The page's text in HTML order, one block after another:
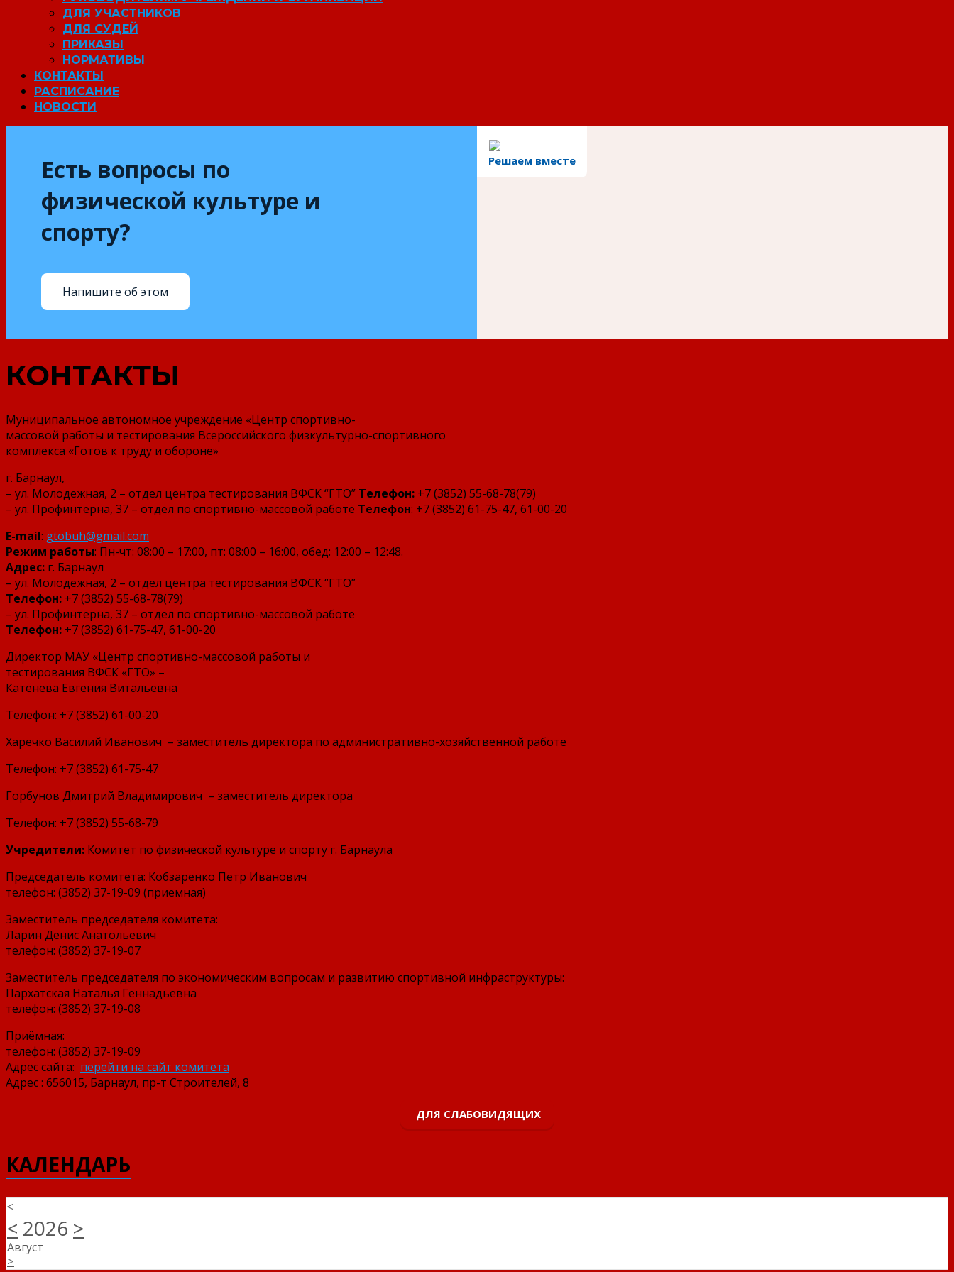
ДЛЯ УЧАСТНИКОВ
ДЛЯ СУДЕЙ
ПРИКАЗЫ
НОРМАТИВЫ
КОНТАКТЫ
РАСПИСАНИЕ
НОВОСТИ
Решаем вместе
Есть вопросы по
физической культуре и
спорту?
Напишите об этом
КОНТАКТЫ
Муниципальное автономное учреждение «Центр спортивно-
массовой работы и тестирования Всероссийского физкультурно-спортивного
комплекса «Готов к труду и обороне»
г. Барнаул,
– ул. Молодежная, 2 – отдел центра тестирования ВФСК “ГТО” Телефон: +7 (3852) 55-68-78(79)
– ул. Профинтерна, 37 – отдел по спортивно-массовой работе Телефон: +7 (3852) 61-75-47, 61-00-20
E-mail: gtobuh@gmail.com
Режим работы: Пн-чт: 08:00 – 17:00, пт: 08:00 – 16:00, обед: 12:00 – 12:48.
Адрес: г. Барнаул
– ул. Молодежная, 2 – отдел центра тестирования ВФСК “ГТО”
Телефон: +7 (3852) 55-68-78(79)
– ул. Профинтерна, 37 – отдел по спортивно-массовой работе
Телефон: +7 (3852) 61-75-47, 61-00-20
Директор МАУ «Центр спортивно-массовой работы и
тестирования ВФСК «ГТО» –
Катенева Евгения Витальевна
Телефон: +7 (3852) 61-00-20
Харечко Василий Иванович – заместитель директора по административно-хозяйственной работе
Телефон: +7 (3852) 61-75-47
Горбунов Дмитрий Владимирович – заместитель директора
Телефон: +7 (3852) 55-68-79
Учредители: Комитет по физической культуре и спорту г. Барнаула
Председатель комитета: Кобзаренко Петр Иванович
телефон: (3852) 37-19-09 (приемная)
Заместитель председателя комитета:
Ларин Денис Анатольевич
телефон: (3852) 37-19-07
Заместитель председателя по экономическим вопросам и развитию спортивной инфраструктуры:
Пархатская Наталья Геннадьевна
телефон: (3852) 37-19-08
Приёмная:
телефон: (3852) 37-19-09
Адрес сайта: перейти на сайт комитета
Адрес : 656015, Барнаул, пр-т Строителей, 8
ДЛЯ СЛАБОВИДЯЩИХ
КАЛЕНДАРЬ
<
< 2026 >
Август
>